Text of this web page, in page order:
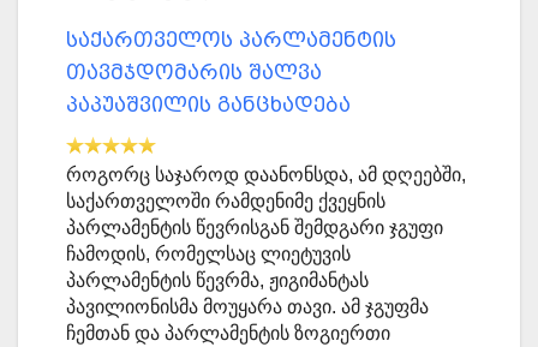
საქართველოს პარლამენტის
თავმჯდომარის შალვა
პაპუაშვილის განცხადება
როგორც საჯაროდ დაანონსდა, ამ დღეებში,
საქართველოში რამდენიმე ქვეყნის
პარლამენტის წევრისგან შემდგარი ჯგუფი
ჩამოდის, რომელსაც ლიეტუვის
პარლამენტის წევრმა, ჟიგიმანტას
პავილიონისმა მოუყარა თავი. ამ ჯგუფმა
ჩემთან და პარლამენტის ზოგიერთი